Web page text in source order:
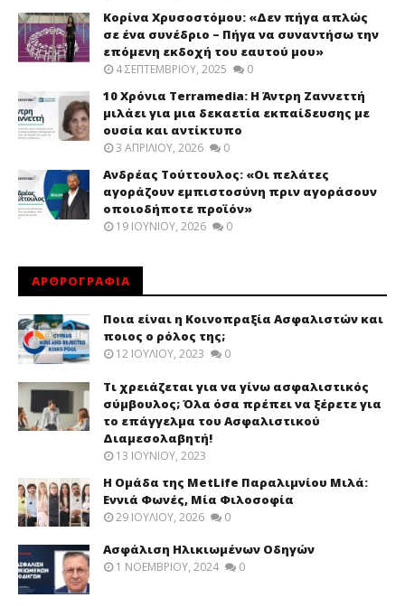
Κορίνα Χρυσοστόμου: «Δεν πήγα απλώς
σε ένα συνέδριο – Πήγα να συναντήσω την
επόμενη εκδοχή του εαυτού μου»
4 ΣΕΠΤΕΜΒΡΊΟΥ, 2025 0
10 Χρόνια Terramedia: Η Άντρη Ζαννεττή
μιλάει για μια δεκαετία εκπαίδευσης με
ουσία και αντίκτυπο
3 ΑΠΡΙΛΊΟΥ, 2026 0
Ανδρέας Τούττουλος: «Οι πελάτες
αγοράζουν εμπιστοσύνη πριν αγοράσουν
οποιοδήποτε προϊόν»
19 ΙΟΥΝΊΟΥ, 2026 0
ΑΡΘΡΟΓΡΑΦΙΑ
Ποια είναι η Κοινοπραξία Ασφαλιστών και
ποιος ο ρόλος της;
12 ΙΟΥΛΊΟΥ, 2023 0
Τι χρειάζεται για να γίνω ασφαλιστικός
σύμβουλος; Όλα όσα πρέπει να ξέρετε για
το επάγγελμα του Ασφαλιστικού
Διαμεσολαβητή!
13 ΙΟΥΝΊΟΥ, 2023
Η Ομάδα της MetLife Παραλιμνίου Μιλά:
Εννιά Φωνές, Μία Φιλοσοφία
29 ΙΟΥΛΊΟΥ, 2026 0
Ασφάλιση Ηλικιωμένων Οδηγών
1 ΝΟΕΜΒΡΊΟΥ, 2024 0